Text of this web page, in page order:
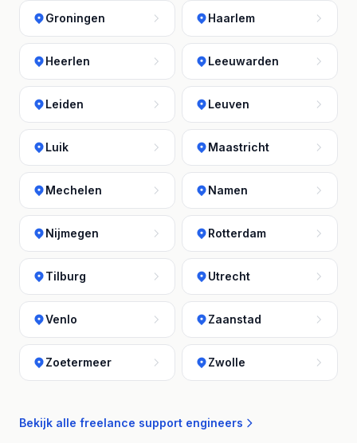
Groningen Haarlem
Heerlen Leeuwarden
Leiden Leuven
Luik Maastricht
Mechelen Namen
Nijmegen Rotterdam
Tilburg Utrecht
Venlo Zaanstad
Zoetermeer Zwolle
Bekijk alle freelance support engineers